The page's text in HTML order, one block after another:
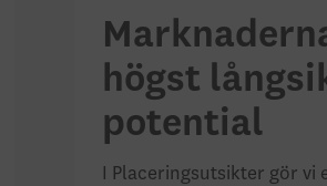
högst
potential
I Placeringsutsikter gör vi